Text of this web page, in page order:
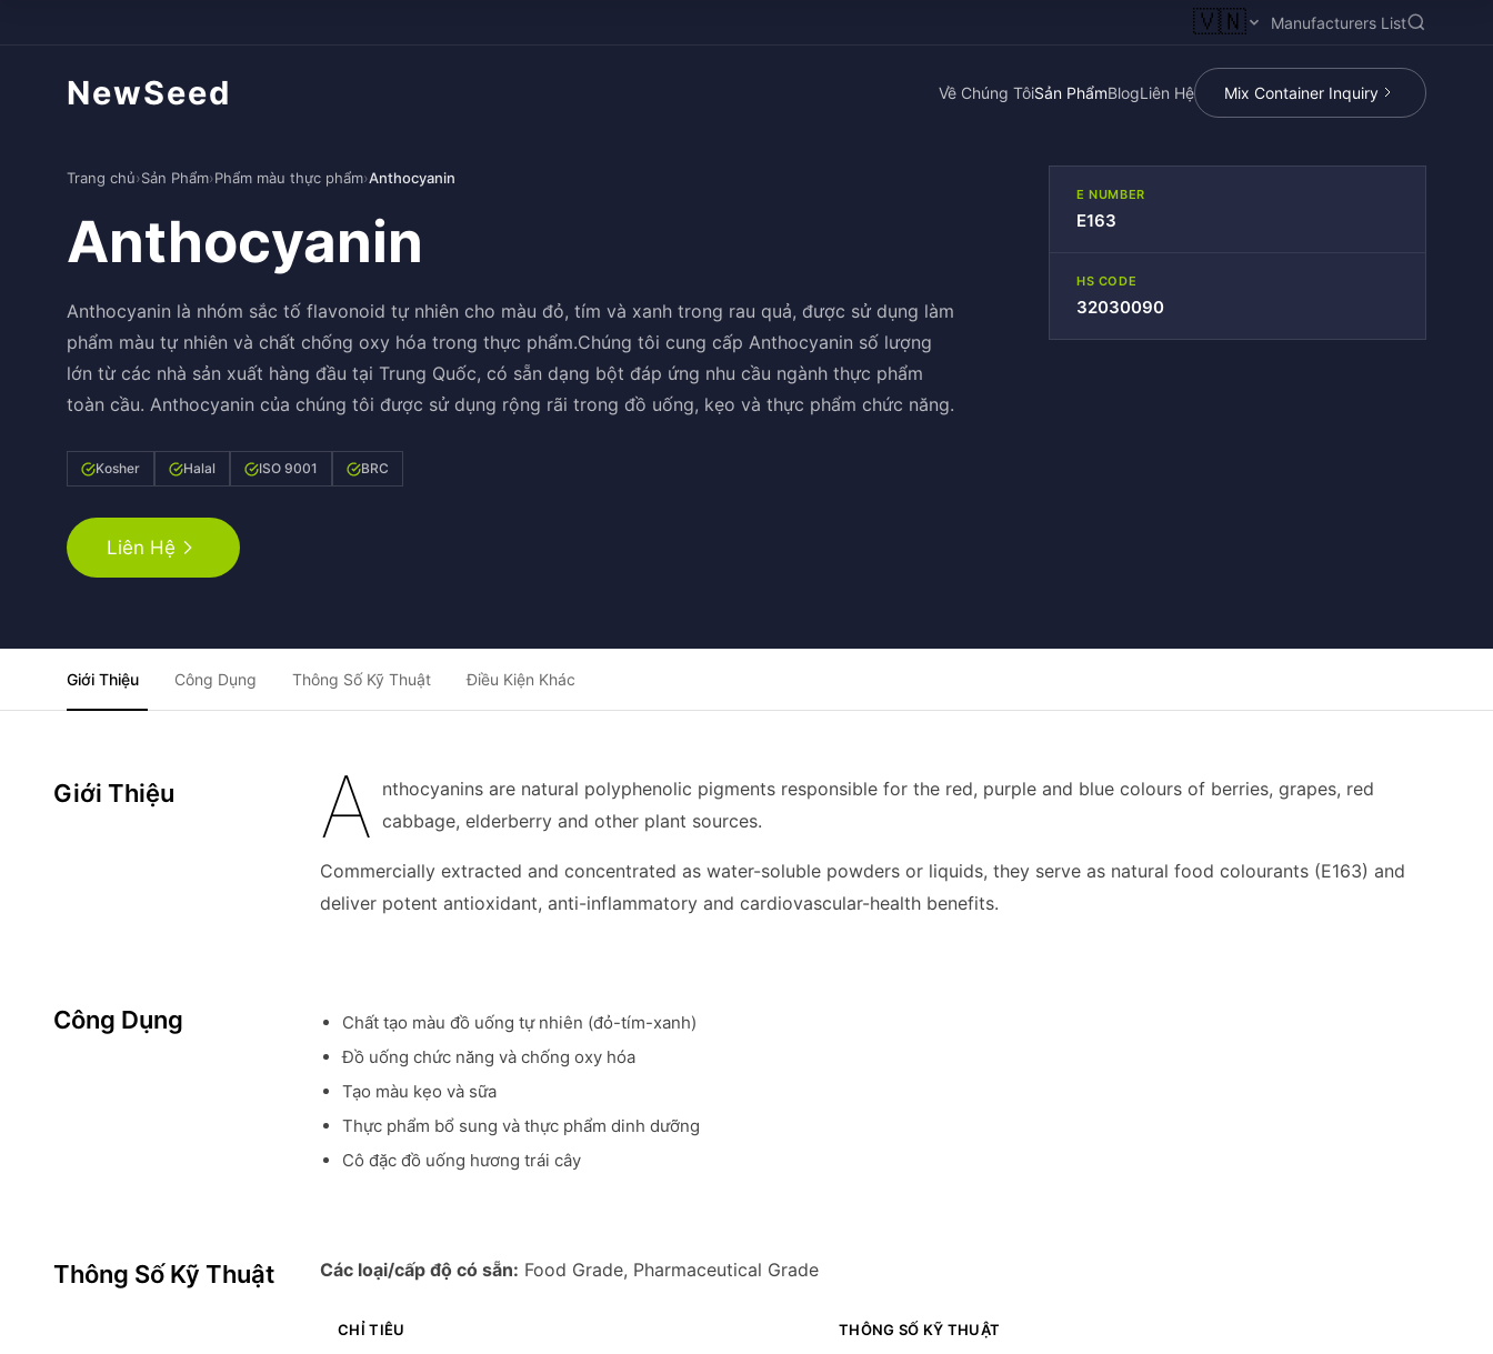
🇻🇳 Manufacturers List
NewSeed Về Chúng TôiSản PhẩmBlogLiên Hệ Mix Container Inquiry
Trang chủ›Sản Phẩm›Phẩm màu thực phẩm›Anthocyanin
Anthocyanin
Anthocyanin là nhóm sắc tố flavonoid tự nhiên cho màu đỏ, tím và xanh trong rau quả, được sử dụng làm
phẩm màu tự nhiên và chất chống oxy hóa trong thực phẩm.Chúng tôi cung cấp Anthocyanin số lượng
lớn từ các nhà sản xuất hàng đầu tại Trung Quốc, có sẵn dạng bột đáp ứng nhu cầu ngành thực phẩm
toàn cầu. Anthocyanin của chúng tôi được sử dụng rộng rãi trong đồ uống, kẹo và thực phẩm chức năng.
Kosher Halal ISO 9001 BRC
Liên Hệ
E NUMBER
E163
HS CODE
32030090
Giới Thiệu Công Dụng Thông Số Kỹ Thuật Điều Kiện Khác
Giới Thiệu A nthocyanins are natural polyphenolic pigments responsible for the red, purple and blue colours of berries, grapes, red
cabbage, elderberry and other plant sources.
Commercially extracted and concentrated as water-soluble powders or liquids, they serve as natural food colourants (E163) and
deliver potent antioxidant, anti-inflammatory and cardiovascular-health benefits.
Công Dụng
Chất tạo màu đồ uống tự nhiên (đỏ-tím-xanh)
Đồ uống chức năng và chống oxy hóa
Tạo màu kẹo và sữa
Thực phẩm bổ sung và thực phẩm dinh dưỡng
Cô đặc đồ uống hương trái cây
Thông Số Kỹ Thuật Các loại/cấp độ có sẵn: Food Grade, Pharmaceutical Grade
CHỈ TIÊU THÔNG SỐ KỸ THUẬT